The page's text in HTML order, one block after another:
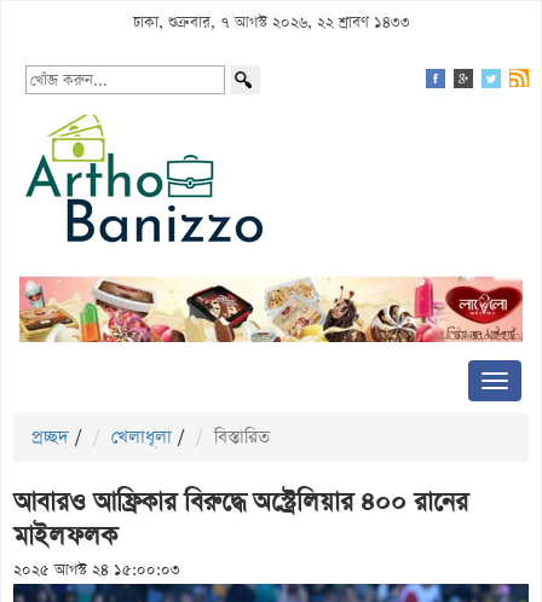
ঢাকা, শুক্রবার, ৭ আগস্ট ২০২৬, ২২ শ্রাবণ ১৪৩৩
প্রচ্ছদ / খেলাধূলা / বিস্তারিত
আবারও আফ্রিকার বিরুদ্ধে অস্ট্রেলিয়ার ৪০০ রানের
মাইলফলক
২০২৫ আগস্ট ২৪ ১৫:০০:০৩